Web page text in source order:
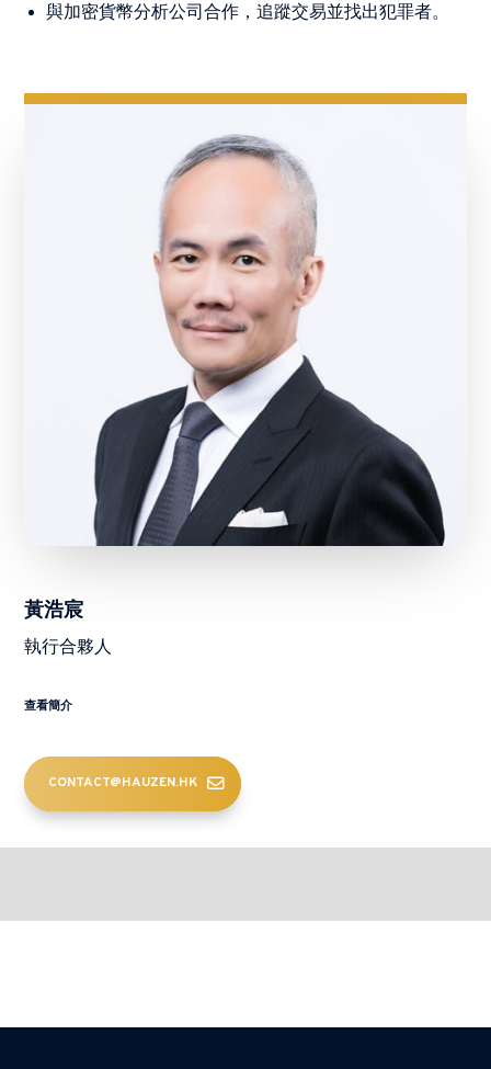
與加密貨幣分析公司合作，追蹤交易並找出犯罪者。
黃浩宸
執行合夥人
查看簡介
CONTACT@HAUZEN.HK